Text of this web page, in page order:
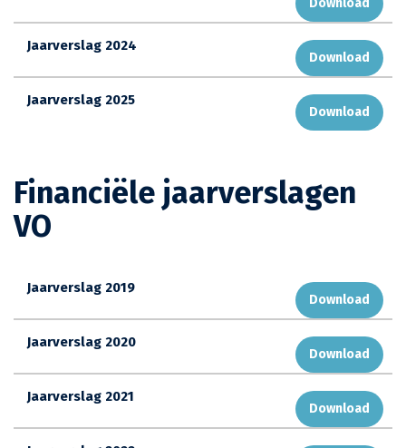
Jaarverslag 2024
Download
Jaarverslag 2025
Download
Financiële jaarverslagen
VO
Jaarverslag 2019
Download
Jaarverslag 2020
Download
Jaarverslag 2021
Download